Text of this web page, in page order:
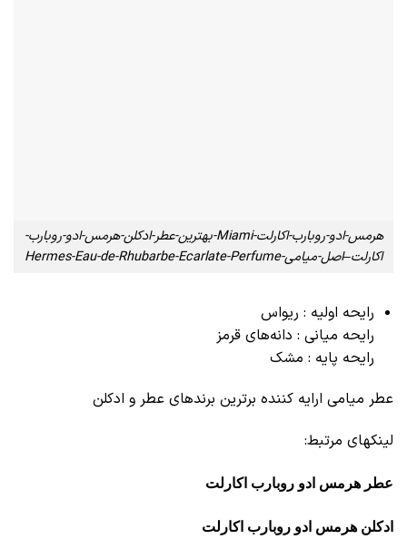
هرمس-ادو-روبارب-اکارلت-Miami-بهترین-عطر-ادکلن-هرمس-ادو-روبارب-
اکارلت–اصل-میامی-Hermes-Eau-de-Rhubarbe-Ecarlate-Perfume
رایحه اولیه : ریواس
رایحه میانی : دانه‌های قرمز
رایحه پایه : مشک
عطر میامی ارایه کننده برترین برندهای عطر و ادکلن
لینکهای مرتبط:
عطر هرمس ادو روبارب اکارلت
ادکلن هرمس ادو روبارب اکارلت